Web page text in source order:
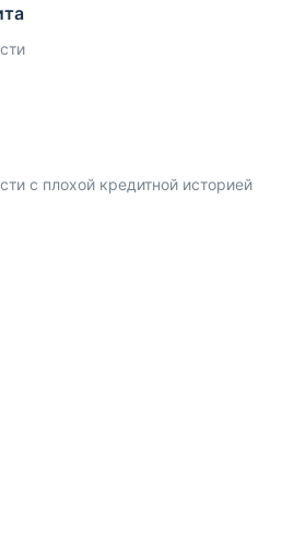
с плохой кредитной историей